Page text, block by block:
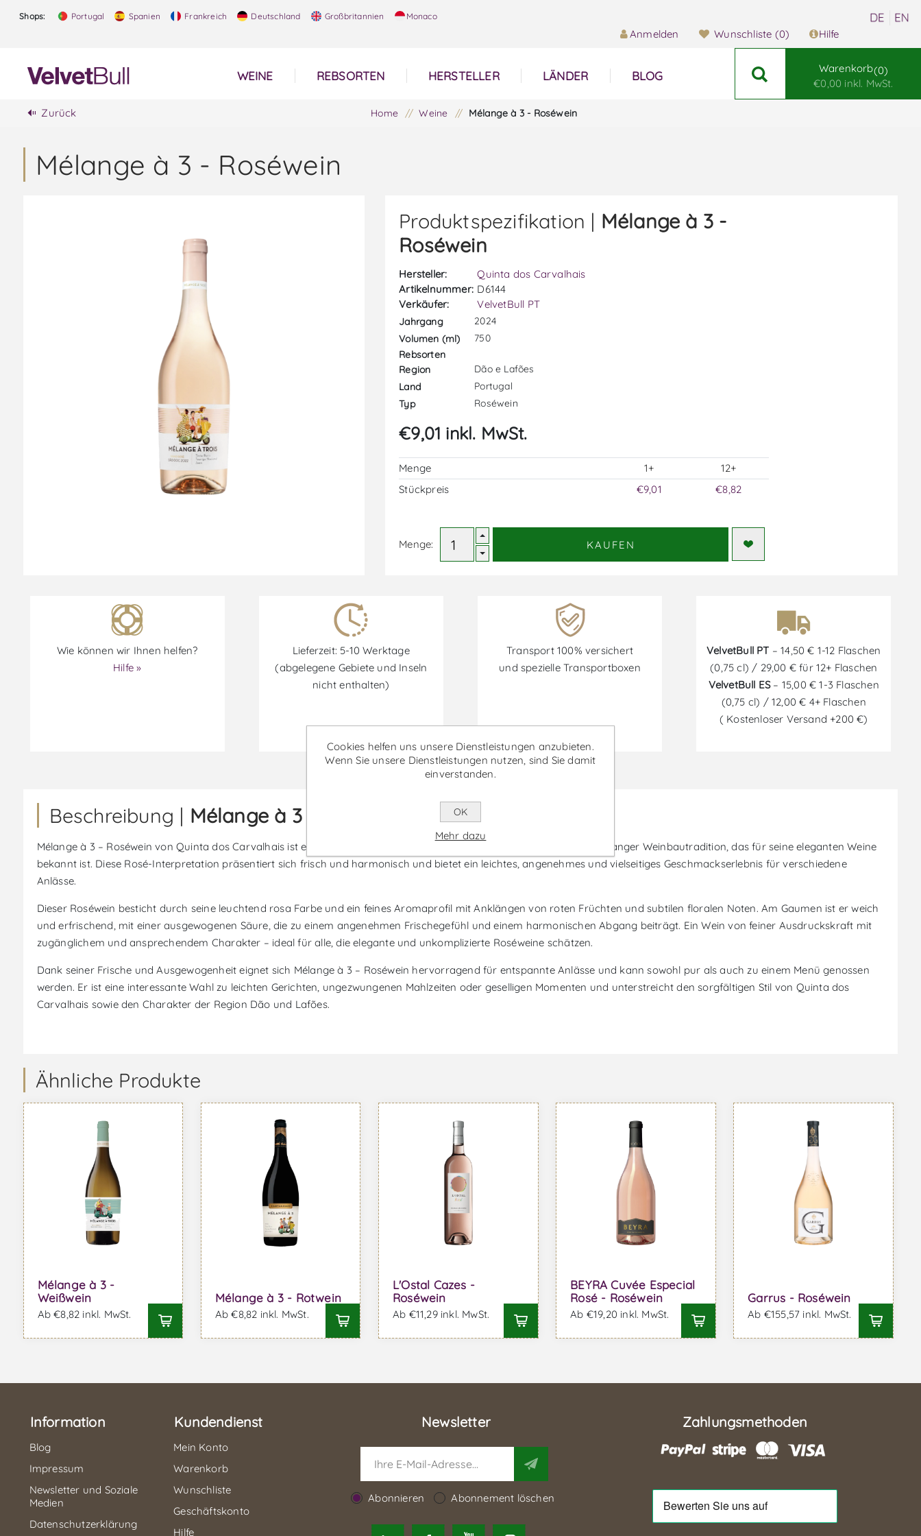
Shops: Portugal Spanien Frankreich Deutschland Großbritannien Monaco
Anmelden Wunschliste (0) Hilfe
WEINE REBSORTEN HERSTELLER LÄNDER BLOG
Warenkorb 0
€0,00 inkl. MwSt.
Zurück Home / Weine / Mélange à 3 - Roséwein
Mélange à 3 - Roséwein
Produktspezifikation | Mélange à 3 -
Roséwein
Hersteller:
Quinta dos Carvalhais
Artikelnummer: D6144
Verkäufer:
VelvetBull PT
Jahrgang
2024
Volumen (ml)
750
Rebsorten
Region
Dão e Lafões
Land
Portugal
Typ
Roséwein
€9,01 inkl. MwSt.
Menge 1+
12+
Stückpreis
€9,01 €8,82
Menge: KAUFEN
Wie können wir Ihnen helfen?
Hilfe »
Lieferzeit: 5-10 Werktage
(abgelegene Gebiete und Inseln
nicht enthalten)
Transport 100% versichert
und spezielle Transportboxen
VelvetBull PT – 14,50 € 1-12 Flaschen
(0,75 cl) / 29,00 € für 12+ Flaschen
VelvetBull ES– 15,00 € 1-3 Flaschen
(0,75 cl) / 12,00 € 4+ Flaschen
( Kostenloser Versand +200 €)
Rabatte sind vom 30/06/2026 bis zum 30/09/2026 verfügbar.
Beschreibung | Mélange à 3 - Roséwein
Mélange à 3 – Roséwein von Quinta dos Carvalhais ist ein Roséwein aus der Region Dão und Lafões, einem Gebiet mit langer Weinbautradition, das für seine eleganten Weine
bekannt ist. Diese Rosé-Interpretation präsentiert sich frisch und harmonisch und bietet ein leichtes, angenehmes und vielseitiges Geschmackserlebnis für verschiedene
Anlässe.
Dieser Roséwein besticht durch seine leuchtend rosa Farbe und ein feines Aromaprofil mit Anklängen von roten Früchten und subtilen floralen Noten. Am Gaumen ist er weich
und erfrischend, mit einer ausgewogenen Säure, die zu einem angenehmen Frischegefühl und einem harmonischen Abgang beiträgt. Ein Wein von feiner Ausdruckskraft mit
zugänglichem und ansprechendem Charakter – ideal für alle, die elegante und unkomplizierte Roséweine schätzen.
Dank seiner Frische und Ausgewogenheit eignet sich Mélange à 3 – Roséwein hervorragend für entspannte Anlässe und kann sowohl pur als auch zu einem Menü genossen
werden. Er ist eine interessante Wahl zu leichten Gerichten, ungezwungenen Mahlzeiten oder geselligen Momenten und unterstreicht den sorgfältigen Stil von Quinta dos
Carvalhais sowie den Charakter der Region Dão und Lafões.
Ähnliche Produkte
Mélange à 3 -
Weißwein
Ab €8,82 inkl. MwSt.
Mélange à 3 - Rotwein
Ab €8,82 inkl. MwSt.
L'Ostal Cazes -
Roséwein
Ab €11,29 inkl. MwSt.
BEYRA Cuvée Especial
Rosé - Roséwein
Ab €19,20 inkl. MwSt.
Garrus - Roséwein
Ab €155,57 inkl. MwSt.
Information
Blog
Impressum
Newsletter und Soziale
Medien
Datenschutzerklärung
Kundendienst
Mein Konto
Warenkorb
Wunschliste
Geschäftskonto
Hilfe
Newsletter
Abonnieren Abonnement löschen
Zahlungsmethoden
Cookies helfen uns unsere Dienstleistungen anzubieten.
Wenn Sie unsere Dienstleistungen nutzen, sind Sie damit
einverstanden.
OK
Mehr dazu